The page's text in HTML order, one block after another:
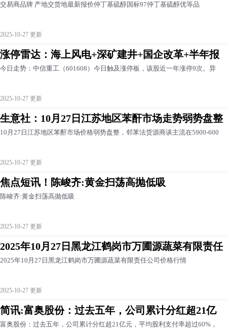
交易商品牌 产地交货地最新报价仲丁基硫醇国标97仲丁基硫醇优等品
2025-10-27 更新
涨停雷达：海上风电+深矿建井+国企改革+半年报
今日走势：中信重工（601608）今日触及涨停板，该股近一年涨停9次。异
2025-10-27 更新
生意社：10月27日江苏地区苯酐市场走势弱势盘整
10月27日江苏地区苯酐市场价格弱势盘整，邻苯法货源商谈主流在5900-600
2025-10-27 更新
焦点短讯！陈峻齐:黄金扫荡高抛低吸
陈峻齐:黄金扫荡高抛低吸
2025-10-27 更新
2025年10月27日黑龙江鹤岗市万圃源蔬菜有限责任
2025年10月27日黑龙江鹤岗市万圃源蔬菜有限责任公司价格行情
2025-10-27 更新
简讯:富奥股份：过去五年，公司累计分红超21亿
富奥股份：过去五年，公司累计分红超21亿元，平均股利支付率超过60%，